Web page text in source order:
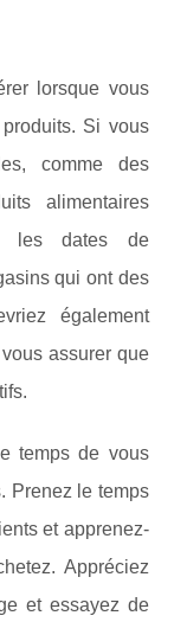
lorsque vous
Si vous
comme des
alimentaires
les dates de
qui ont des
également
assurer que
temps de vous
Prenez le temps
et apprenez-
Appréciez
et essayez de